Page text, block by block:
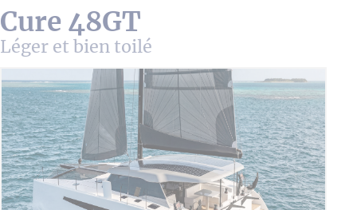
Cure 48GT
Léger et bien toilé